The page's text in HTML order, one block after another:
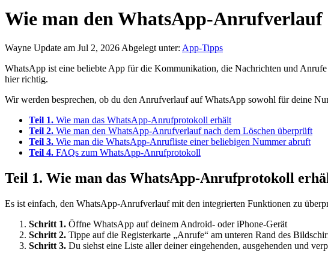
Wie man den WhatsApp-
Wayne Update am Jul 2, 2026 Abgelegt unter: App-Tipps
WhatsApp ist eine beliebte App für die Kommunikation, die Nachrichten und
hier richtig.
Wir werden besprechen, ob du den Anrufverlauf auf WhatsApp sowohl für deine
Teil 1. Wie man das WhatsApp-Anrufprotokoll erhält
Teil 2. Wie man den WhatsApp-Anrufverlauf nach dem Löschen überprüft
Teil 3. Wie man die WhatsApp-Anrufliste einer beliebigen Nummer abruft
Teil 4. FAQs zum WhatsApp-Anrufprotokoll
Teil 1. Wie man das WhatsApp-Anrufprotokoll
Es ist einfach, den WhatsApp-Anrufverlauf mit den integrierten Funktionen zu
Schritt 1. Öffne WhatsApp auf deinem Android- oder iPhone-Gerät
Schritt 2. Tippe auf die Registerkarte „Anrufe“ am unteren Rand des
Schritt 3. Du siehst eine Liste aller deiner eingehenden, ausgehenden und